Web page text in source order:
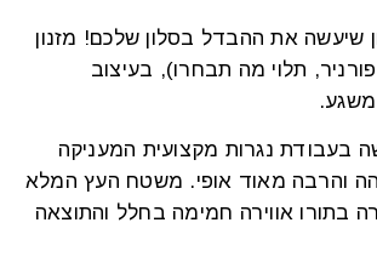
שיעשה את ההבדל בסלון שלכם! מזנון
תלוי מה תבחרו), בעיצוב
משגע.
בעבודת נגרות מקצועית המעניקה
והרבה מאוד אופי. משטח העץ המלא
בתורו אווירה חמימה בחלל והתוצאה
את
כל